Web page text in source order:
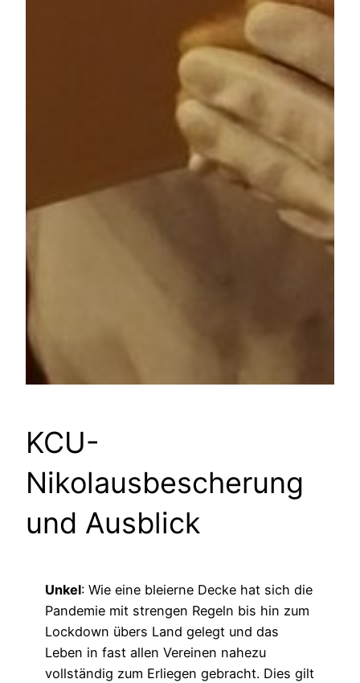
KCU-
Nikolausbescherung
und Ausblick
Unkel: Wie eine bleierne Decke hat sich die
Pandemie mit strengen Regeln bis hin zum
Lockdown übers Land gelegt und das
Leben in fast allen Vereinen nahezu
vollständig zum Erliegen gebracht. Dies gilt